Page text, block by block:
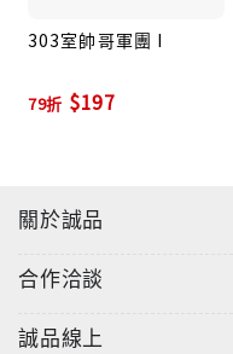
303室帥哥軍團 I
79折 $197
關於誠品
合作洽談
誠品線上